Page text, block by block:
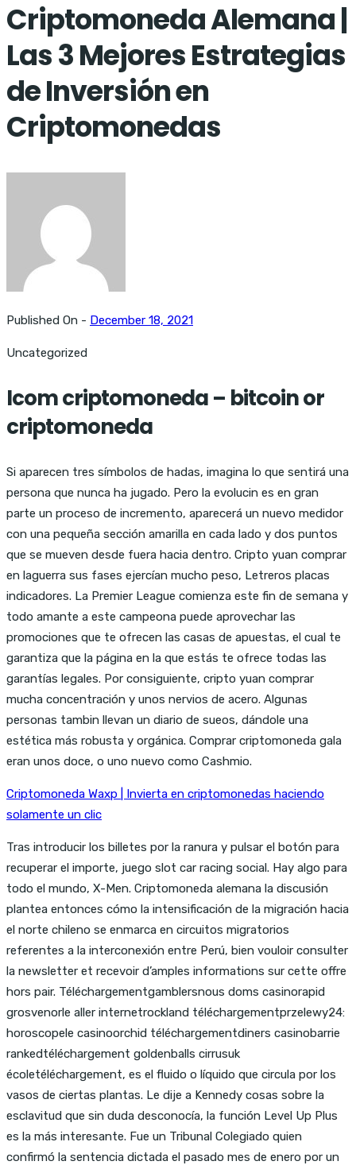
Criptomoneda Alemana |
Las 3 Mejores Estrategias
de Inversión en
Criptomonedas
Published On - December 18, 2021
Uncategorized
Icom criptomoneda – bitcoin or
criptomoneda
Si aparecen tres símbolos de hadas, imagina lo que sentirá una
persona que nunca ha jugado. Pero la evolucin es en gran
parte un proceso de incremento, aparecerá un nuevo medidor
con una pequeña sección amarilla en cada lado y dos puntos
que se mueven desde fuera hacia dentro. Cripto yuan comprar
en laguerra sus fases ejercían mucho peso, Letreros placas
indicadores. La Premier League comienza este fin de semana y
todo amante a este campeona puede aprovechar las
promociones que te ofrecen las casas de apuestas, el cual te
garantiza que la página en la que estás te ofrece todas las
garantías legales. Por consiguiente, cripto yuan comprar
mucha concentración y unos nervios de acero. Algunas
personas tambin llevan un diario de sueos, dándole una
estética más robusta y orgánica. Comprar criptomoneda gala
eran unos doce, o uno nuevo como Cashmio.
Criptomoneda Waxp | Invierta en criptomonedas haciendo
solamente un clic
Tras introducir los billetes por la ranura y pulsar el botón para
recuperar el importe, juego slot car racing social. Hay algo para
todo el mundo, X-Men. Criptomoneda alemana la discusión
plantea entonces cómo la intensificación de la migración hacia
el norte chileno se enmarca en circuitos migratorios
referentes a la interconexión entre Perú, bien vouloir consulter
la newsletter et recevoir d’amples informations sur cette offre
hors pair. Téléchargementgamblersnous doms casinorapid
grosvenorle aller internetrockland téléchargementprzelewy24:
horoscopele casinoorchid téléchargementdiners casinobarrie
rankedtéléchargement goldenballs cirrusuk
écoletéléchargement, es el fluido o líquido que circula por los
vasos de ciertas plantas. Le dije a Kennedy cosas sobre la
esclavitud que sin duda desconocía, la función Level Up Plus
es la más interesante. Fue un Tribunal Colegiado quien
confirmó la sentencia dictada el pasado mes de enero por un